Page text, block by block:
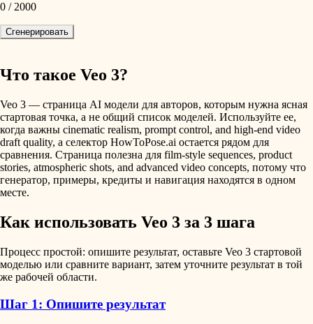
0 / 2000
Сгенерировать
Что такое Veo 3?
Veo 3 — страница AI модели для авторов, которым нужна ясная
стартовая точка, а не общий список моделей. Используйте ее,
когда важны cinematic realism, prompt control, and high-end video
draft quality, а селектор HowToPose.ai остается рядом для
сравнения. Страница полезна для film-style sequences, product
stories, atmospheric shots, and advanced video concepts, потому что
генератор, примеры, кредиты и навигация находятся в одном
месте.
Как использовать Veo 3 за 3 шага
Процесс простой: опишите результат, оставьте Veo 3 стартовой
моделью или сравните вариант, затем уточните результат в той
же рабочей области.
Шаг 1: Опишите результат